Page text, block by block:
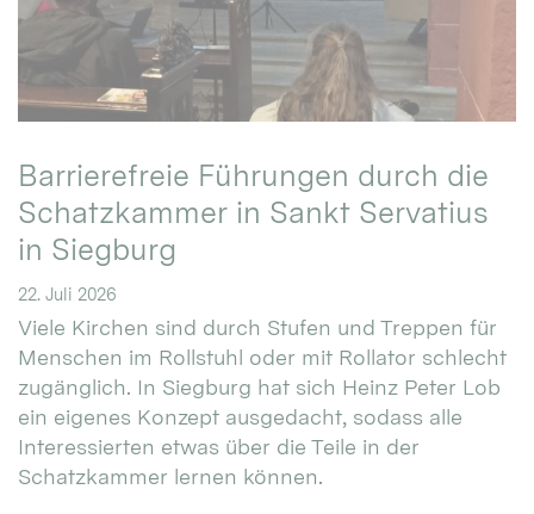
Barrierefreie Führungen durch die
Schatzkammer in Sankt Servatius
in Siegburg
22. Juli 2026
Viele Kirchen sind durch Stufen und Treppen für
Menschen im Rollstuhl oder mit Rollator schlecht
zugänglich. In Siegburg hat sich Heinz Peter Lob
ein eigenes Konzept ausgedacht, sodass alle
Interessierten etwas über die Teile in der
Schatzkammer lernen können.